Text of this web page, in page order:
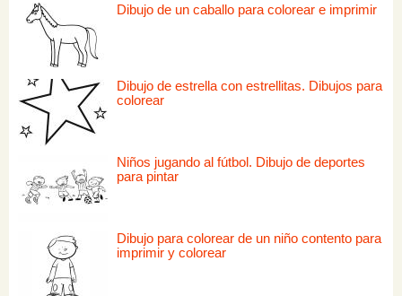
Dibujo de un caballo para colorear e imprimir
Dibujo de estrella con estrellitas. Dibujos para
colorear
Niños jugando al fútbol. Dibujo de deportes
para pintar
Dibujo para colorear de un niño contento para
imprimir y colorear